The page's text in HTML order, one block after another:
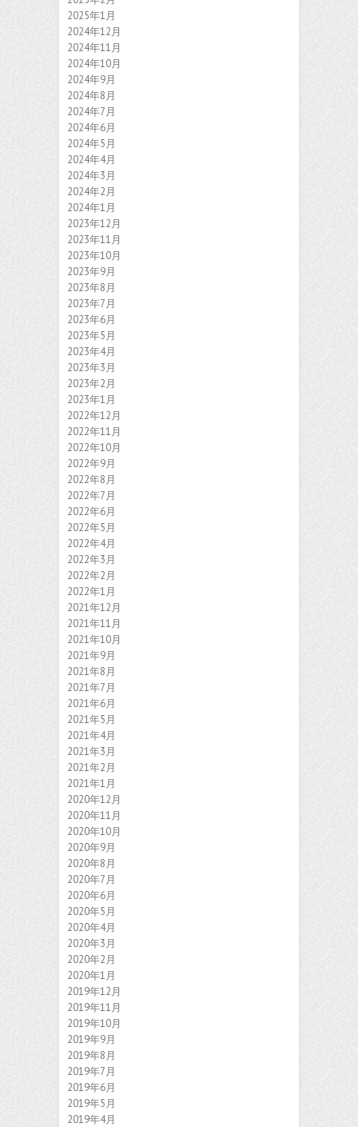
2025年1月
2024年12月
2024年11月
2024年10月
2024年9月
2024年8月
2024年7月
2024年6月
2024年5月
2024年4月
2024年3月
2024年2月
2024年1月
2023年12月
2023年11月
2023年10月
2023年9月
2023年8月
2023年7月
2023年6月
2023年5月
2023年4月
2023年3月
2023年2月
2023年1月
2022年12月
2022年11月
2022年10月
2022年9月
2022年8月
2022年7月
2022年6月
2022年5月
2022年4月
2022年3月
2022年2月
2022年1月
2021年12月
2021年11月
2021年10月
2021年9月
2021年8月
2021年7月
2021年6月
2021年5月
2021年4月
2021年3月
2021年2月
2021年1月
2020年12月
2020年11月
2020年10月
2020年9月
2020年8月
2020年7月
2020年6月
2020年5月
2020年4月
2020年3月
2020年2月
2020年1月
2019年12月
2019年11月
2019年10月
2019年9月
2019年8月
2019年7月
2019年6月
2019年5月
2019年4月